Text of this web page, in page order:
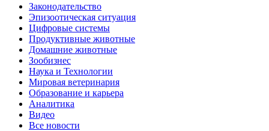
Законодательство
Эпизоотическая ситуация
Цифровые системы
Продуктивные животные
Домашние животные
Зообизнес
Наука и Технологии
Мировая ветеринария
Образование и карьера
Аналитика
Видео
Все новости